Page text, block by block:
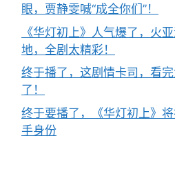
眼，贾静雯喊“成全你们”！
《华灯初上》人气爆了，火
地，全剧太精彩！
终于播了，这剧情卡司，看
了！
终于要播了，《华灯初上》
手身份